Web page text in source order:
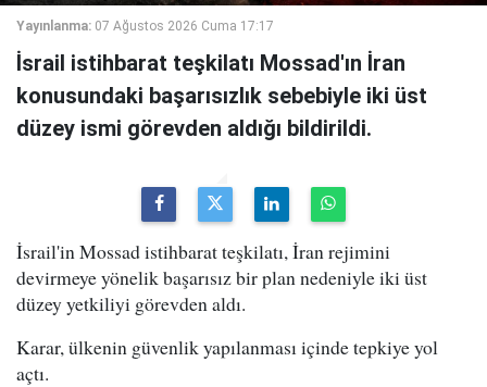
Yayınlanma: 07 Ağustos 2026 Cuma 17:17
İsrail istihbarat teşkilatı Mossad'ın İran
konusundaki başarısızlık sebebiyle iki üst
düzey ismi görevden aldığı bildirildi.
İsrail'in Mossad istihbarat teşkilatı, İran rejimini
devirmeye yönelik başarısız bir plan nedeniyle iki üst
düzey yetkiliyi görevden aldı.
Karar, ülkenin güvenlik yapılanması içinde tepkiye yol
açtı.